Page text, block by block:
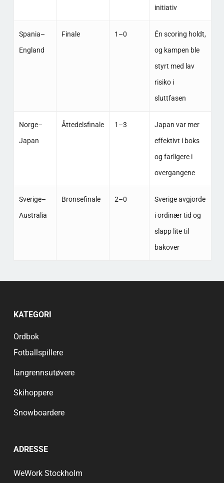
initiativ
Spania–
England
Finale 1–0
Én scoring holdt,
og kampen ble
styrt med lav
risiko i
sluttfasen
Norge–
Japan
Åttedelsfinale 1–3
Japan var mer
effektivt i boks
og farligere i
overgangene
Sverige–
Australia
Bronsefinale 2–0
Sverige avgjorde
i ordinær tid og
slapp lite til
bakover
KATEGORI
Ordbok
Fotballspillere
langrennsutøvere
Skihoppere
Snowboardere
ADRESSE
WeWork Stockholm